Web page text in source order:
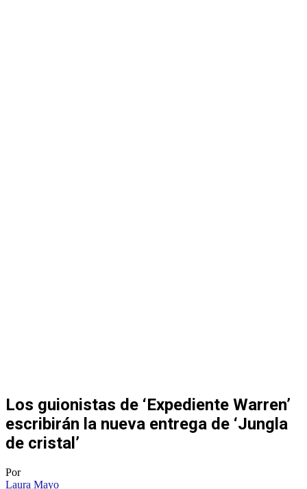
Los guionistas de ‘Expediente Warren’
escribirán la nueva entrega de ‘Jungla
de cristal’
Por
Laura Mayo